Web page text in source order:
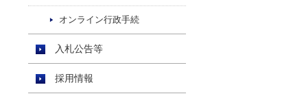
オンライン行政手続
入札公告等
採用情報